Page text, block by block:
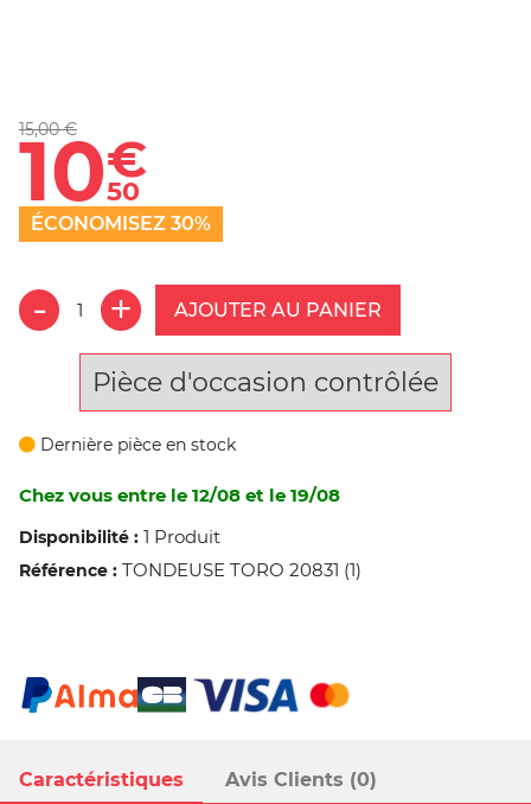
Caractéristiques Avis Clients (0)
15,00 €
10€
50
ÉCONOMISEZ 30%
AJOUTER AU PANIER
Pièce d'occasion contrôlée
Dernière pièce en stock
Chez vous entre le 12/08 et le 19/08
Disponibilité : 1 Produit
Référence : TONDEUSE TORO 20831 (1)